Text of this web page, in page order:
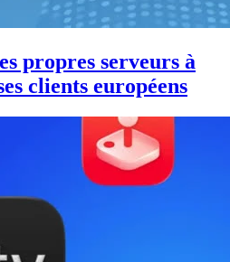
propres serveurs à
clients européens